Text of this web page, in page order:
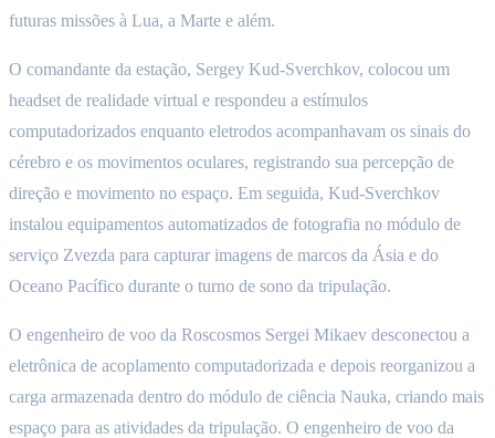
futuras missões à Lua, a Marte e além.
O comandante da estação, Sergey Kud-Sverchkov, colocou um
headset de realidade virtual e respondeu a estímulos
computadorizados enquanto eletrodos acompanhavam os sinais do
cérebro e os movimentos oculares, registrando sua percepção de
direção e movimento no espaço. Em seguida, Kud-Sverchkov
instalou equipamentos automatizados de fotografia no módulo de
serviço Zvezda para capturar imagens de marcos da Ásia e do
Oceano Pacífico durante o turno de sono da tripulação.
O engenheiro de voo da Roscosmos Sergei Mikaev desconectou a
eletrônica de acoplamento computadorizada e depois reorganizou a
carga armazenada dentro do módulo de ciência Nauka, criando mais
espaço para as atividades da tripulação. O engenheiro de voo da